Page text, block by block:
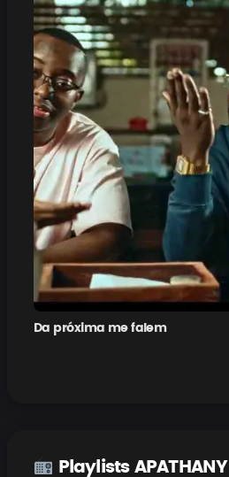
Da próxima me falem
Playlists APATHANY